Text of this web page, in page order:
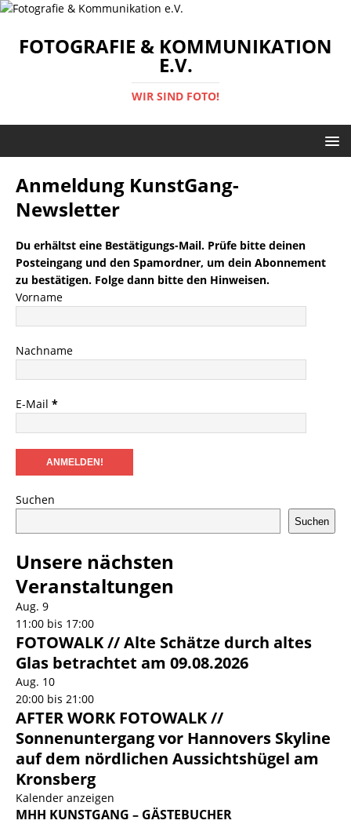
FOTOGRAFIE & KOMMUNIKATION
E.V.
WIR SIND FOTO!
Anmeldung KunstGang-
Newsletter
Du erhältst eine Bestätigungs-Mail. Prüfe bitte deinen
Posteingang und den Spamordner, um dein Abonnement
zu bestätigen. Folge dann bitte den Hinweisen.
Vorname
Nachname
E-Mail *
Suchen
Suchen
Unsere nächsten
Veranstaltungen
Aug. 9
11:00 bis 17:00
FOTOWALK // Alte Schätze durch altes
Glas betrachtet am 09.08.2026
Aug. 10
20:00 bis 21:00
AFTER WORK FOTOWALK //
Sonnenuntergang vor Hannovers Skyline
auf dem nördlichen Aussichtshügel am
Kronsberg
Kalender anzeigen
MHH KUNSTGANG – GÄSTEBUCHER